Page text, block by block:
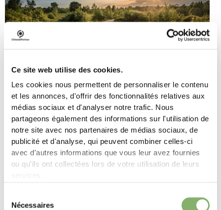
Ce site web utilise des cookies.
Les cookies nous permettent de personnaliser le contenu
et les annonces, d'offrir des fonctionnalités relatives aux
médias sociaux et d'analyser notre trafic. Nous
partageons également des informations sur l'utilisation de
notre site avec nos partenaires de médias sociaux, de
publicité et d'analyse, qui peuvent combiner celles-ci
avec d'autres informations que vous leur avez fournies
ou qu'ils ont collectées lors de votre utilisation de leurs
services.
Nécessaires
Pourquoi nous
ClimatePartner propose des solutions concrètes et mesurables
pour chacune des cinq étapes de l'action climatique. Découvrez
comment nous pouvons vous aider à atteindre vos objectifs en